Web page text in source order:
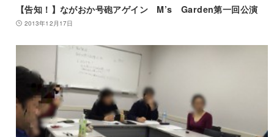
【告知！】ながおか号砲アゲイン M’s Garden第一回公演
2013年12月17日